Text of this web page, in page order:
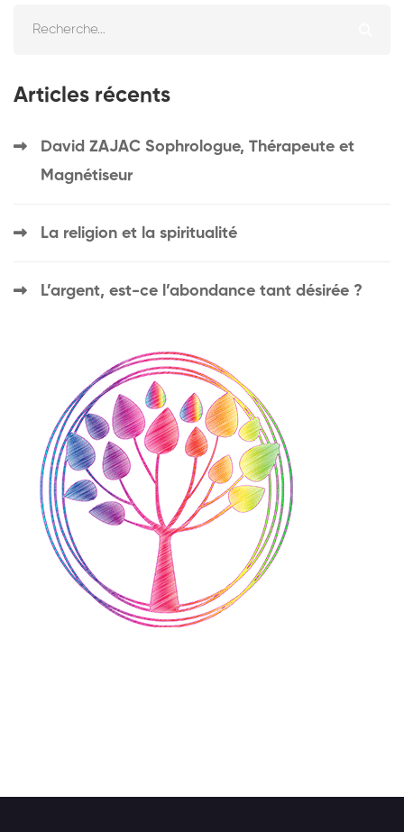
Articles récents
David ZAJAC Sophrologue, Thérapeute et
Magnétiseur
La religion et la spiritualité
L’argent, est-ce l’abondance tant désirée ?